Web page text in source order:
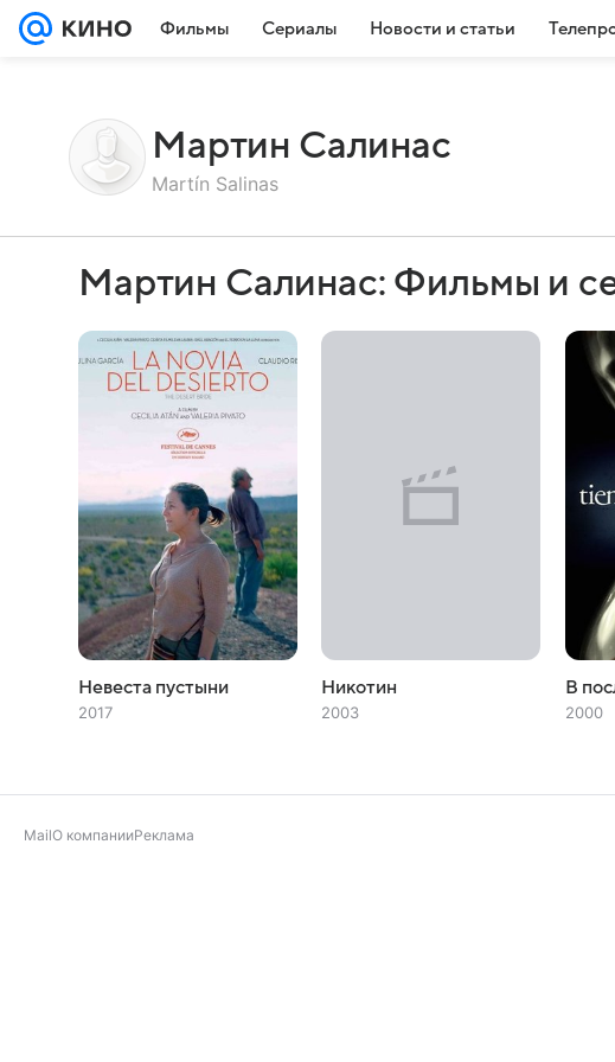
Фильмы Сериалы Новости и статьи
Мартин Салинас
Martín Salinas
Мартин Салинас: Фильмы и
Невеста пустыни
2017
Никотин
2003
В
2000
MailО компанииРеклама